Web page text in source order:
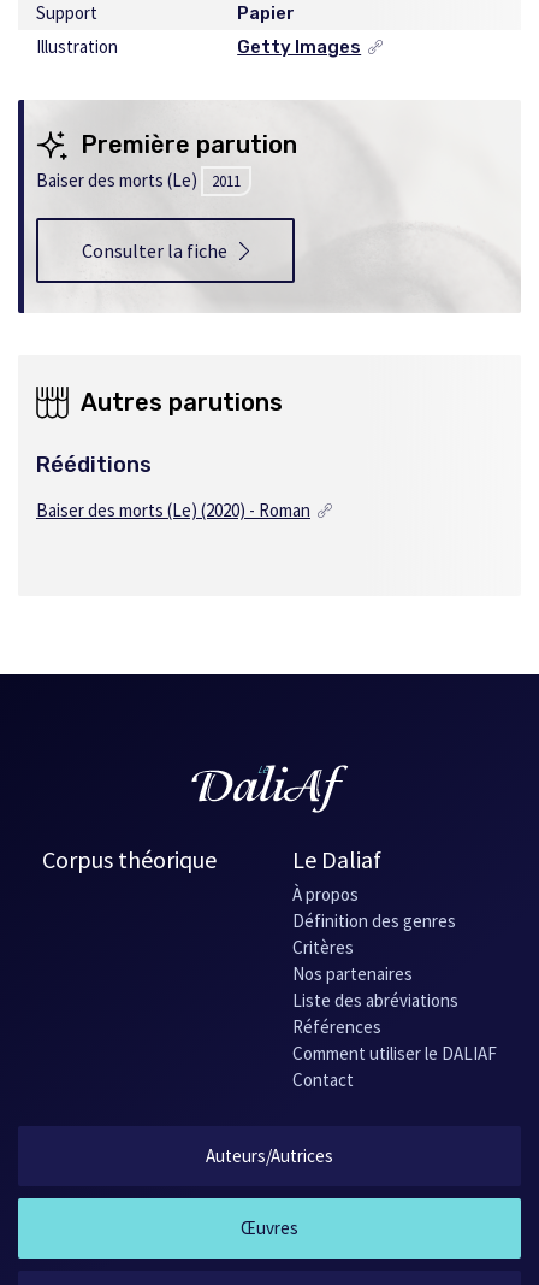
Support Papier
Illustration Getty Images
Ce
s'ouvrira
une
fenêtre
Première parution
Baiser des morts (Le) 2011
Consulter la fiche
Autres parutions
Rééditions
Baiser des morts (Le) (2020) - Roman
Corpus théorique Le Daliaf
À propos
Définition des genres
Critères
Nos partenaires
Liste des abréviations
Références
Comment utiliser le DALIAF
Contact
Auteurs/Autrices
Œuvres